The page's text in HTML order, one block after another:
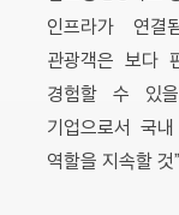
인프라가 연결
관광객은 보다
경험할 수 있
기업으로서 국
역할을 지속할 것